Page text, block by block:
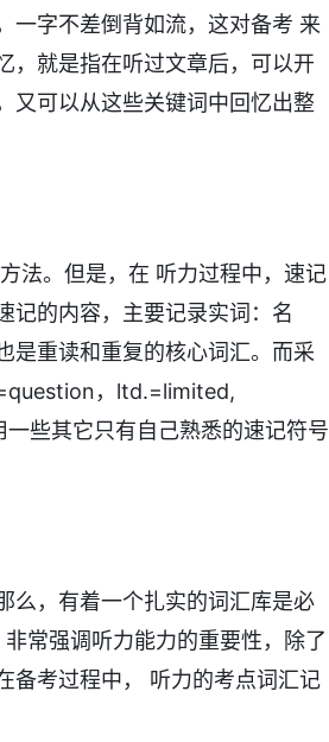
一字不差倒背如流，这对备考 来
，就是指在听过文章后，可以开
又可以从这些关键词中回忆出整
法。但是，在 听力过程中，速记
记的内容，主要记录实词：名
是重读和重复的核心词汇。而采
，ltd.=limited,
些其它只有自己熟悉的速记符号
么，有着一个扎实的词汇库是必
常强调听力能力的重要性，除了
备考过程中， 听力的考点词汇记